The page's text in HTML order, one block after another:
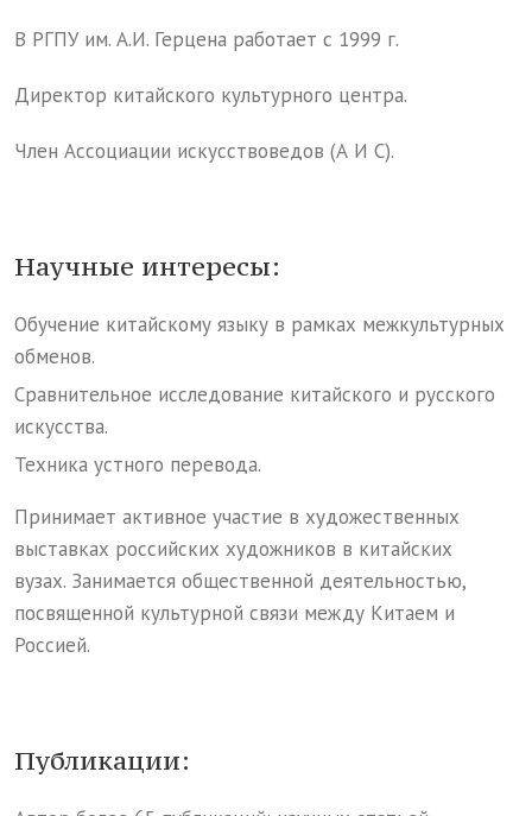
В РГПУ им. А.И. Герцена работает с 1999 г.
Директор китайского культурного центра.
Член Ассоциации искусствоведов (А И С).
Научные интересы:
Обучение китайскому языку в рамках межкультурных
обменов.
Сравнительное исследование китайского и русского
искусства.
Техника устного перевода.
Принимает активное участие в художественных
выставках российских художников в китайских
вузах. Занимается общественной деятельностью,
посвященной культурной связи между Китаем и
Россией.
Публикации: